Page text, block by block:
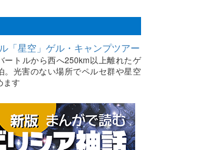
「星空」ゲル・キャンプツアー
ートルから西へ250km以上離れたゲ
。光害のない場所でペルセ群や星空
ます